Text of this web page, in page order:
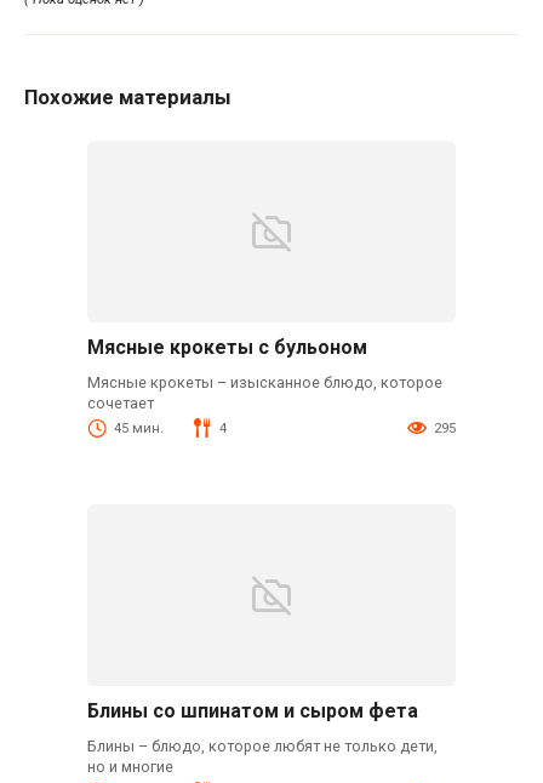
Похожие материалы
Мясные крокеты с бульоном
Мясные крокеты – изысканное блюдо, которое
сочетает
45 мин. 4 295
Блины со шпинатом и сыром фета
Блины – блюдо, которое любят не только дети,
но и многие